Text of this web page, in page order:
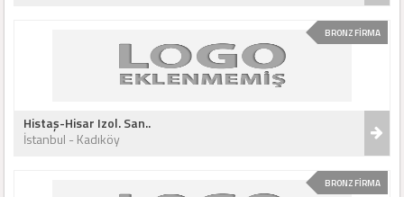
BRONZ FİRMA
Histaş-Hisar Izol. San..
İstanbul - Kadıköy
BRONZ FİRMA